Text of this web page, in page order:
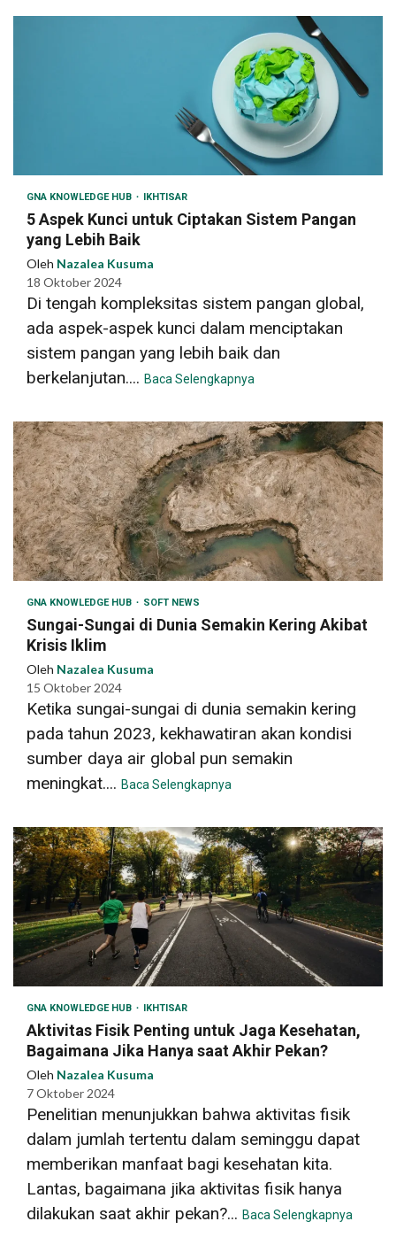
GNA KNOWLEDGE HUB IKHTISAR
5 Aspek Kunci untuk Ciptakan Sistem Pangan
yang Lebih Baik
Oleh Nazalea Kusuma
18 Oktober 2024
Di tengah kompleksitas sistem pangan global,
ada aspek-aspek kunci dalam menciptakan
sistem pangan yang lebih baik dan
berkelanjutan.... Baca Selengkapnya
GNA KNOWLEDGE HUB SOFT NEWS
Sungai-Sungai di Dunia Semakin Kering Akibat
Krisis Iklim
Oleh Nazalea Kusuma
15 Oktober 2024
Ketika sungai-sungai di dunia semakin kering
pada tahun 2023, kekhawatiran akan kondisi
sumber daya air global pun semakin
meningkat.... Baca Selengkapnya
GNA KNOWLEDGE HUB IKHTISAR
Aktivitas Fisik Penting untuk Jaga Kesehatan,
Bagaimana Jika Hanya saat Akhir Pekan?
Oleh Nazalea Kusuma
7 Oktober 2024
Penelitian menunjukkan bahwa aktivitas fisik
dalam jumlah tertentu dalam seminggu dapat
memberikan manfaat bagi kesehatan kita.
Lantas, bagaimana jika aktivitas fisik hanya
dilakukan saat akhir pekan?... Baca Selengkapnya